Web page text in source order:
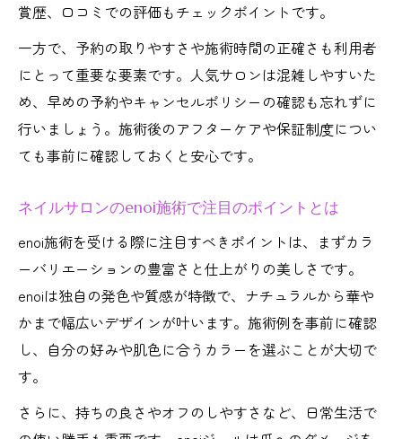
賞歴、口コミでの評価もチェックポイントです。
一方で、予約の取りやすさや施術時間の正確さも利用者
にとって重要な要素です。人気サロンは混雑しやすいた
め、早めの予約やキャンセルポリシーの確認も忘れずに
行いましょう。施術後のアフターケアや保証制度につい
ても事前に確認しておくと安心です。
ネイルサロンのenoi施術で注目のポイントとは
enoi施術を受ける際に注目すべきポイントは、まずカラ
ーバリエーションの豊富さと仕上がりの美しさです。
enoiは独自の発色や質感が特徴で、ナチュラルから華や
かまで幅広いデザインが叶います。施術例を事前に確認
し、自分の好みや肌色に合うカラーを選ぶことが大切で
す。
さらに、持ちの良さやオフのしやすさなど、日常生活で